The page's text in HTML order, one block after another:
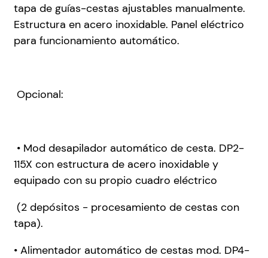
tapa de guías-cestas ajustables manualmente.
Estructura en acero inoxidable. Panel eléctrico
para funcionamiento automático.
Opcional:
• Mod desapilador automático de cesta. DP2-
115X con estructura de acero inoxidable y
equipado con su propio cuadro eléctrico
(2 depósitos - procesamiento de cestas con
tapa).
• Alimentador automático de cestas mod. DP4-